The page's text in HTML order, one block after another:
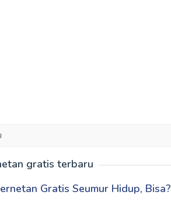
gratis terbaru
Gratis Seumur Hidup, Bisa?